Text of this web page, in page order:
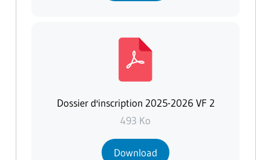
Dossier d'inscription 2025-2026 VF 2
493 Ko
Download